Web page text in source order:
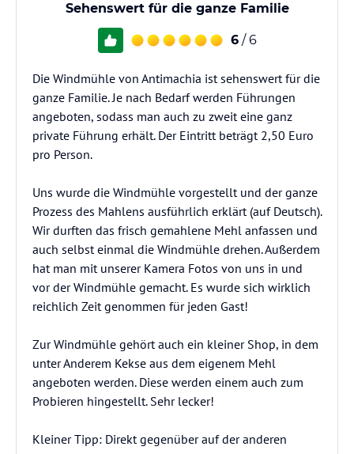
Sehenswert für die ganze Familie
6 / 6
Die Windmühle von Antimachia ist sehenswert für die
ganze Familie. Je nach Bedarf werden Führungen
angeboten, sodass man auch zu zweit eine ganz
private Führung erhält. Der Eintritt beträgt 2,50 Euro
pro Person.
Uns wurde die Windmühle vorgestellt und der ganze
Prozess des Mahlens ausführlich erklärt (auf Deutsch).
Wir durften das frisch gemahlene Mehl anfassen und
auch selbst einmal die Windmühle drehen. Außerdem
hat man mit unserer Kamera Fotos von uns in und
vor der Windmühle gemacht. Es wurde sich wirklich
reichlich Zeit genommen für jeden Gast!
Zur Windmühle gehört auch ein kleiner Shop, in dem
unter Anderem Kekse aus dem eigenem Mehl
angeboten werden. Diese werden einem auch zum
Probieren hingestellt. Sehr lecker!
Kleiner Tipp: Direkt gegenüber auf der anderen